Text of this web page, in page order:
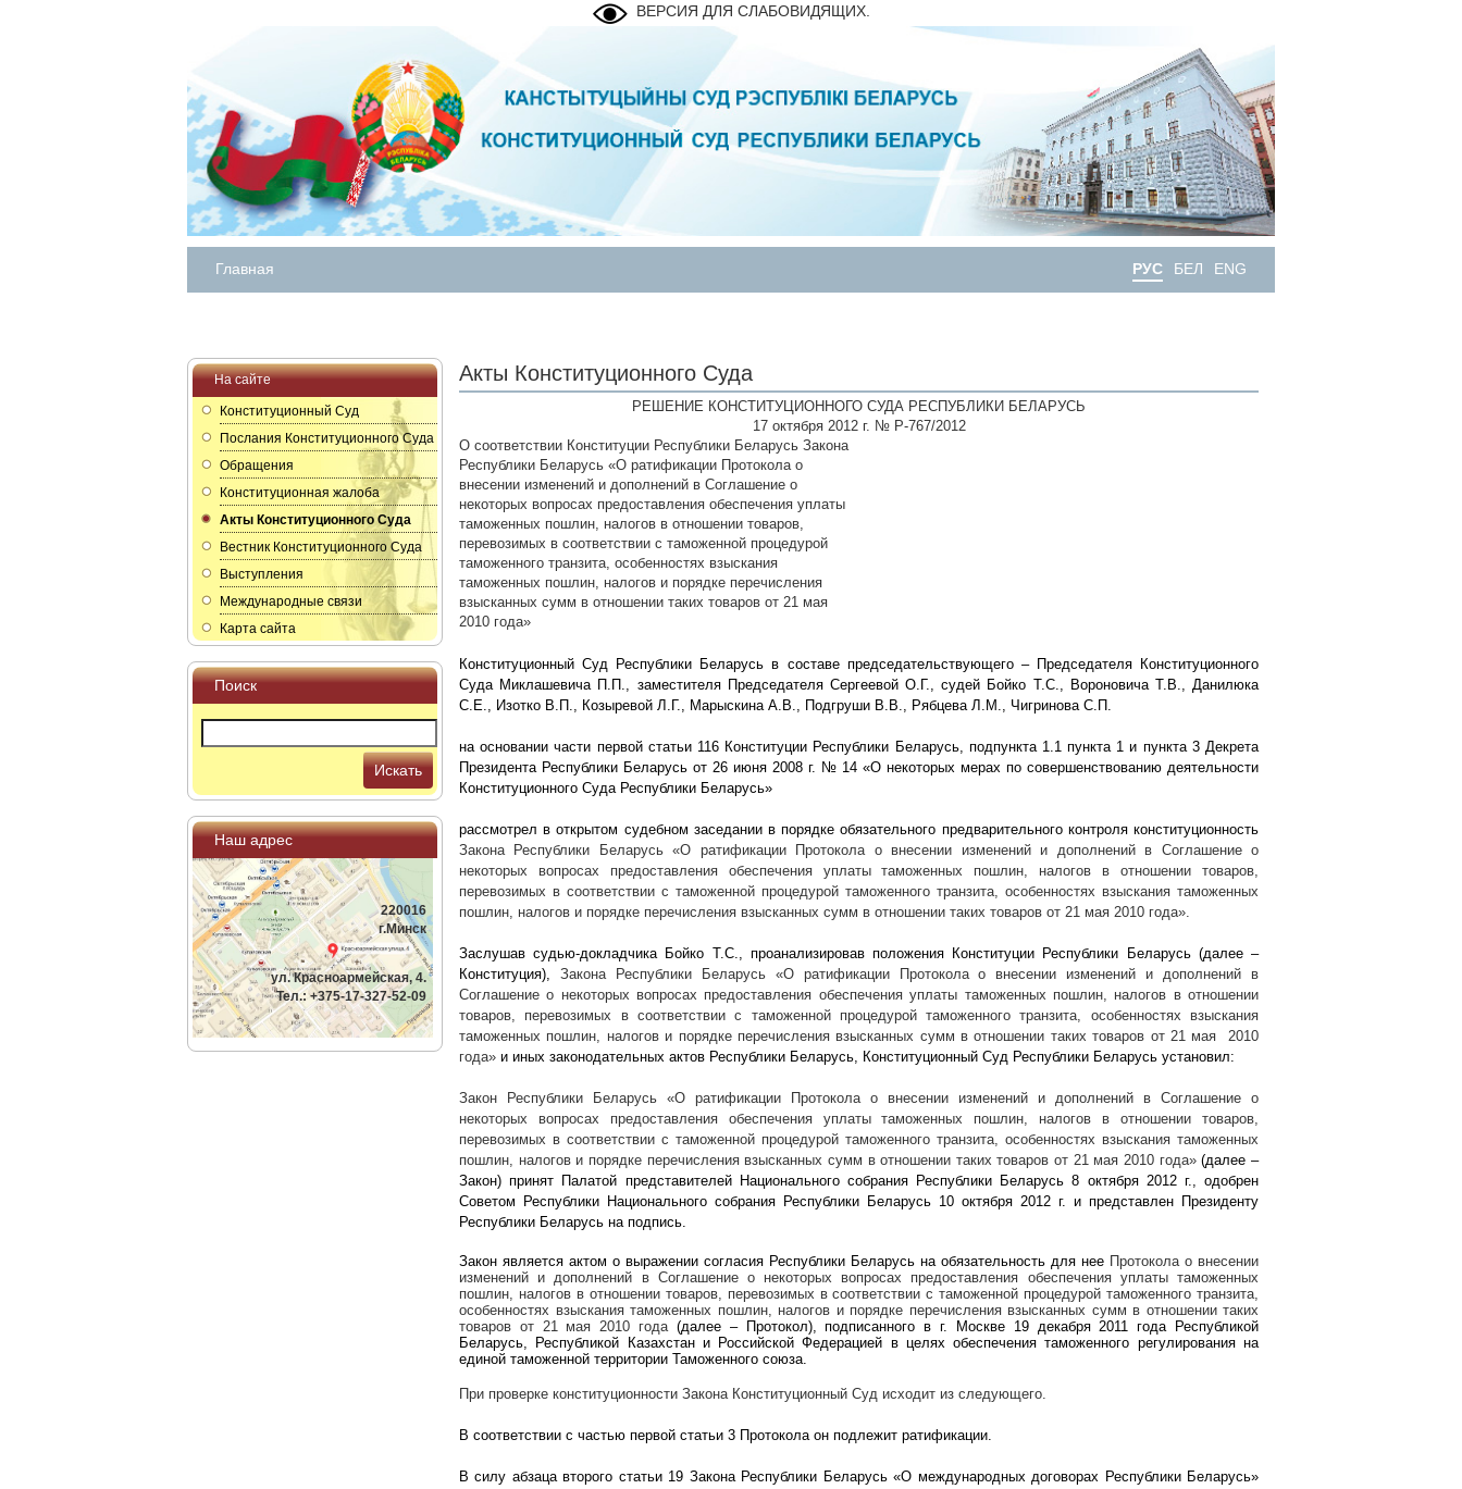
ВЕРСИЯ ДЛЯ СЛАБОВИДЯЩИХ.
Главная РУС БЕЛ ENG
На сайте
Конституционный Суд
Послания Конституционного Суда
Обращения
Конституционная жалоба
Акты Конституционного Суда
Вестник Конституционного Суда
Выступления
Международные связи
Карта сайта
Поиск
Искать
Наш адрес
220016
г.Минск
ул. Красноармейская, 4.
Тел.: +375-17-327-52-09
Акты Конституционного Суда
РЕШЕНИЕ КОНСТИТУЦИОННОГО СУДА РЕСПУБЛИКИ БЕЛАРУСЬ
17 октября 2012 г. № Р-767/2012
О соответствии Конституции Республики Беларусь Закона
Республики Беларусь «О ратификации Протокола о
внесении изменений и дополнений в Соглашение о
некоторых вопросах предоставления обеспечения уплаты
таможенных пошлин, налогов в отношении товаров,
перевозимых в соответствии с таможенной процедурой
таможенного транзита, особенностях взыскания
таможенных пошлин, налогов и порядке перечисления
взысканных сумм в отношении таких товаров от 21 мая
2010 года»
Конституционный Суд Республики Беларусь в составе председательствующего – Председателя Конституционного
Суда Миклашевича П.П., заместителя Председателя Сергеевой О.Г., судей Бойко Т.С., Вороновича Т.В., Данилюка
С.Е., Изотко В.П., Козыревой Л.Г., Марыскина А.В., Подгруши В.В., Рябцева Л.М., Чигринова С.П.
на основании части первой статьи 116 Конституции Республики Беларусь, подпункта 1.1 пункта 1 и пункта 3 Декрета
Президента Республики Беларусь от 26 июня 2008 г. № 14 «О некоторых мерах по совершенствованию деятельности
Конституционного Суда Республики Беларусь»
рассмотрел в открытом судебном заседании в порядке обязательного предварительного контроля конституционность
Закона Республики Беларусь«О ратификации Протокола о внесении изменений и дополнений в Соглашение о
некоторых вопросах предоставления обеспечения уплаты таможенных пошлин, налогов в отношении товаров,
перевозимых в соответствии с таможенной процедурой таможенного транзита, особенностях взыскания таможенных
пошлин, налогов и порядке перечисления взысканных сумм в отношении таких товаров от 21 мая 2010 года».
Заслушав судью-докладчика Бойко Т.С., проанализировав положения Конституции Республики Беларусь (далее –
Конституция), Закона Республики Беларусь «О ратификации Протокола о внесении изменений и дополнений в
Соглашение о некоторых вопросах предоставления обеспечения уплаты таможенных пошлин, налогов в отношении
товаров, перевозимых в соответствии с таможенной процедурой таможенного транзита, особенностях взыскания
таможенных пошлин, налогов и порядке перечисления взысканных сумм в отношении таких товаров от 21 мая
2010
года» и иных законодательных актов Республики Беларусь, Конституционный Суд Республики Беларусь установил:
Закон Республики Беларусь «О ратификации Протокола о внесении изменений и дополнений в Соглашение о
некоторых вопросах предоставления обеспечения уплаты таможенных пошлин, налогов в отношении товаров,
перевозимых в соответствии с таможенной процедурой таможенного транзита, особенностях взыскания таможенных
пошлин, налогов и порядке перечисления взысканных сумм в отношении таких товаров от 21 мая 2010 года»(далее –
Закон) принят Палатой представителей Национального собрания Республики Беларусь 8 октября 2012 г., одобрен
Советом Республики Национального собрания Республики Беларусь 10 октября 2012 г. и представлен Президенту
Республики Беларусь на подпись.
Закон является актом о выражении согласия Республики Беларусь на обязательность для нее Протокола о внесении
изменений и дополнений в Соглашение о некоторых вопросах предоставления обеспечения уплаты таможенных
пошлин, налогов в отношении товаров, перевозимых в соответствии с таможенной процедурой таможенного транзита,
особенностях взыскания таможенных пошлин, налогов и порядке перечисления взысканных сумм в отношении таких
товаров от 21 мая 2010 года (далее – Протокол), подписанного в г. Москве 19 декабря 2011 года Республикой
Беларусь, Республикой Казахстан и Российской Федерацией в целях обеспечения таможенного регулирования на
единой таможенной территории Таможенного союза.
При проверке конституционности Закона Конституционный Суд исходит из следующего.
В соответствии с частью первой статьи 3 Протокола он подлежит ратификации.
В силу абзаца второго статьи 19 Закона Республики Беларусь «О международных договорах Республики Беларусь»